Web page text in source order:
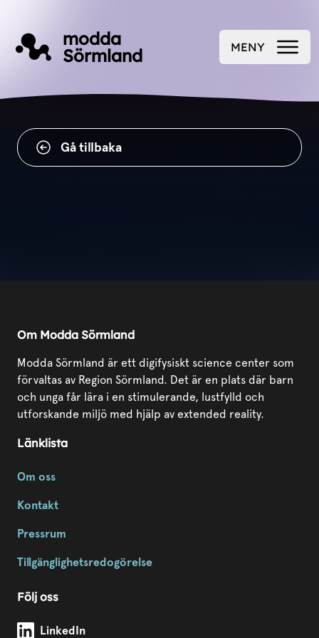
modda
Sörmland
ÖPPNA
MENY
Gå tillbaka
Om Modda Sörmland
Modda Sörmland är ett digifysiskt science center som
förvaltas av Region Sörmland. Det är en plats där barn
och unga får lära i en stimulerande, lustfylld och
utforskande miljö med hjälp av extended reality.
Länklista
Om oss
Kontakt
Pressrum
Tillgänglighetsredogörelse
Följ oss
Modda Sörmland på
LinkedIn